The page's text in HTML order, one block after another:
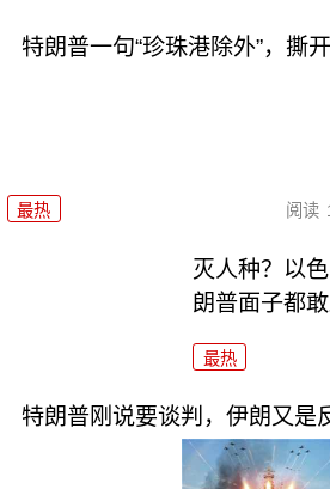
特朗普一句“珍珠港除外”，撕
最热 阅读
灭人种？以
朗普面子都敢
最热
特朗普刚说要谈判，伊朗又是